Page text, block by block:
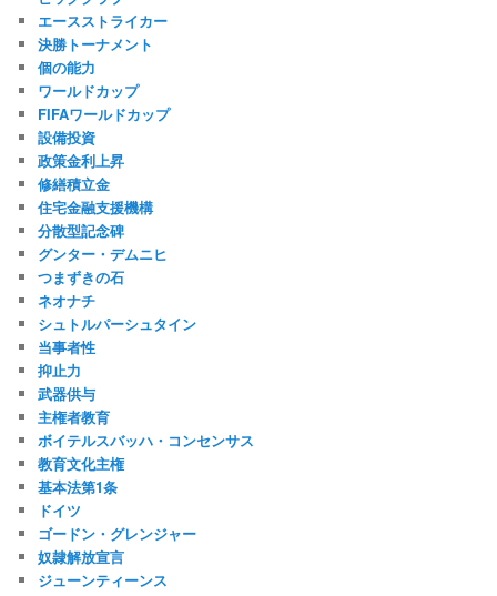
エースストライカー
決勝トーナメント
個の能力
ワールドカップ
FIFAワールドカップ
設備投資
政策金利上昇
修繕積立金
住宅金融支援機構
分散型記念碑
グンター・デムニヒ
つまずきの石
ネオナチ
シュトルパーシュタイン
当事者性
抑止力
武器供与
主権者教育
ボイテルスバッハ・コンセンサス
教育文化主権
基本法第1条
ドイツ
ゴードン・グレンジャー
奴隷解放宣言
ジューンティーンス